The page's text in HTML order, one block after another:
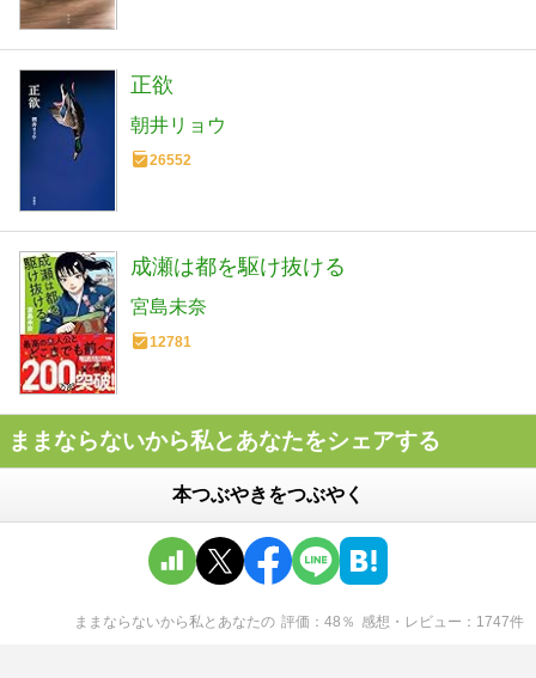
正欲
朝井リョウ
26552
成瀬は都を駆け抜ける
宮島未奈
12781
ままならないから私とあなたをシェアする
本つぶやきをつぶやく
ままならないから私とあなたの 評価 48 ％ 感想・レビュー 1747件